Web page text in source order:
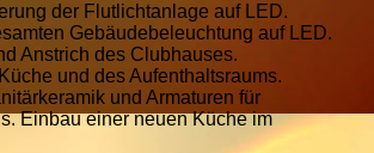
der Flutlichtanlage auf LED.
Gebäudebeleuchtung auf LED.
Anstrich des Clubhauses.
und des Aufenthaltsraums.
und Armaturen für
Einbau einer neuen Küche im